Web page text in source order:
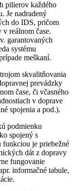
pilierov každého
Je nadradený
do IDS, pričom
reálnom čase.
garantovaných
systému
meškaní.
skvalitňovania
prevádzky
čase, či včasného
v doprave
spojenia a pod.).
podmienku
spojený s
funkciou je priebežné
dát z dopravy
fungovanie
informačné tabule,